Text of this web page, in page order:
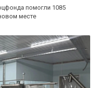
помогли 1085
месте